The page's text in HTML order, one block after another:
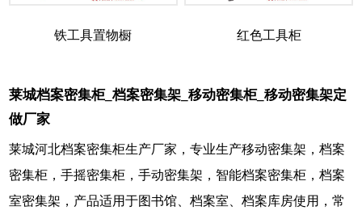
铁工具置物橱 红色工具柜
莱城档案密集柜_档案密集架_移动密集柜_移动密集架定
做厂家
莱城河北档案密集柜生产厂家，专业生产移动密集架，档案
密集柜，手摇密集柜，手动密集架，智能档案密集柜，档案
室密集架，产品适用于图书馆、档案室、档案库房使用，常